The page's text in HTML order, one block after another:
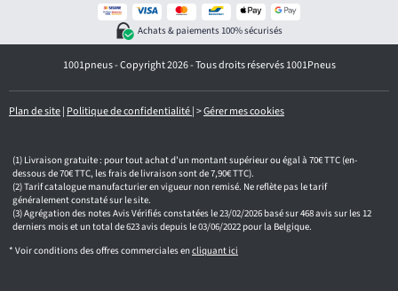
i
l
Achats & paiements 100% sécurisés
1001pneus - Copyright 2026 - Tous droits réservés 1001Pneus
Plan de site| Politique de confidentialité|>Gérer mes cookies
Livraison gratuite : pour tout achat d'un montant supérieur ou égal à 70€ TTC (en-
dessous de 70€ TTC, les frais de livraison sont de 7,90€ TTC).
Tarif catalogue manufacturier en vigueur non remisé. Ne reflète pas le tarif
généralement constaté sur le site.
Agrégation des notes Avis Vérifiés constatées le 23/02/2026 basé sur 468 avis sur les 12
derniers mois et un total de 623 avis depuis le 03/06/2022 pour la Belgique.
* Voir conditions des offres commerciales encliquant ici